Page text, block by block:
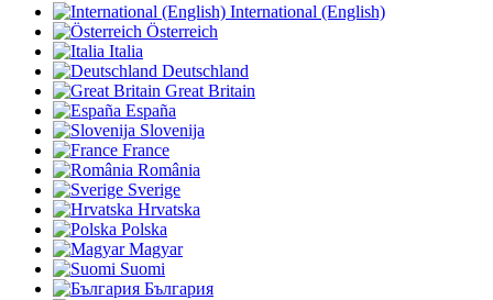
International (English)
Österreich
Italia
Deutschland
Great Britain
España
Slovenija
France
România
Sverige
Hrvatska
Polska
Magyar
Suomi
България